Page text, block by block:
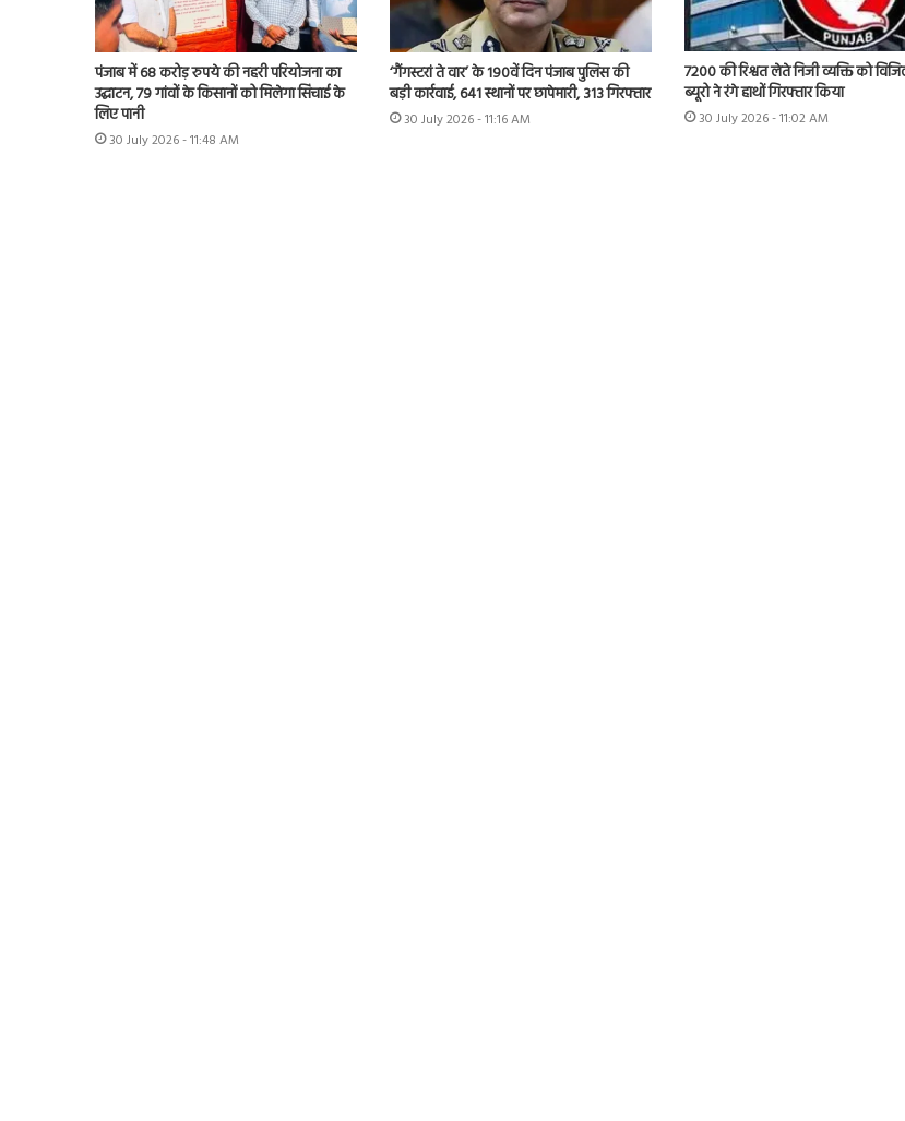
पंजाब में 68 करोड़ रुपये की नहरी परियोजना का
उद्घाटन, 79 गांवों के किसानों को मिलेगा सिंचाई के
लिए पानी
30 July 2026 - 11:48 AM
‘गैंगस्टरां ते वार’ के 190वें दिन पंजाब पुलिस की
बड़ी कार्रवाई, 641 स्थानों पर छापेमारी, 313 गिरफ्तार
30 July 2026 - 11:16 AM
7200 की रिश्वत लेते निजी व्यक्ति को
ब्यूरो ने रंगे हाथों गिरफ्तार किया
30 July 2026 - 11:02 AM